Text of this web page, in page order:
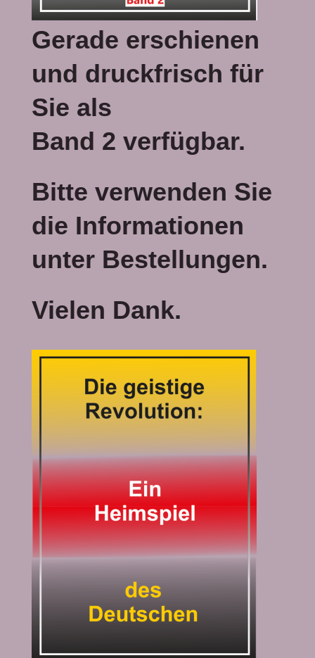
Gerade erschienen
und druckfrisch für
Sie als
Band 2 verfügbar.
Bitte verwenden Sie
die Informationen
unter Bestellungen.
Vielen Dank.